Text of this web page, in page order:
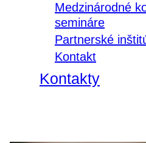
Medzinárodné
semináre
Partnerské
Kontakt
Kontakty